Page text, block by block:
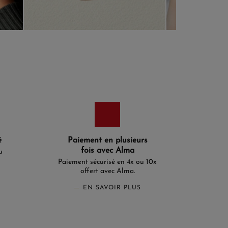
Paiement en plusieurs
fois avec Alma
Paiement sécurisé en 4x ou 10x
offert avec Alma.
EN SAVOIR PLUS